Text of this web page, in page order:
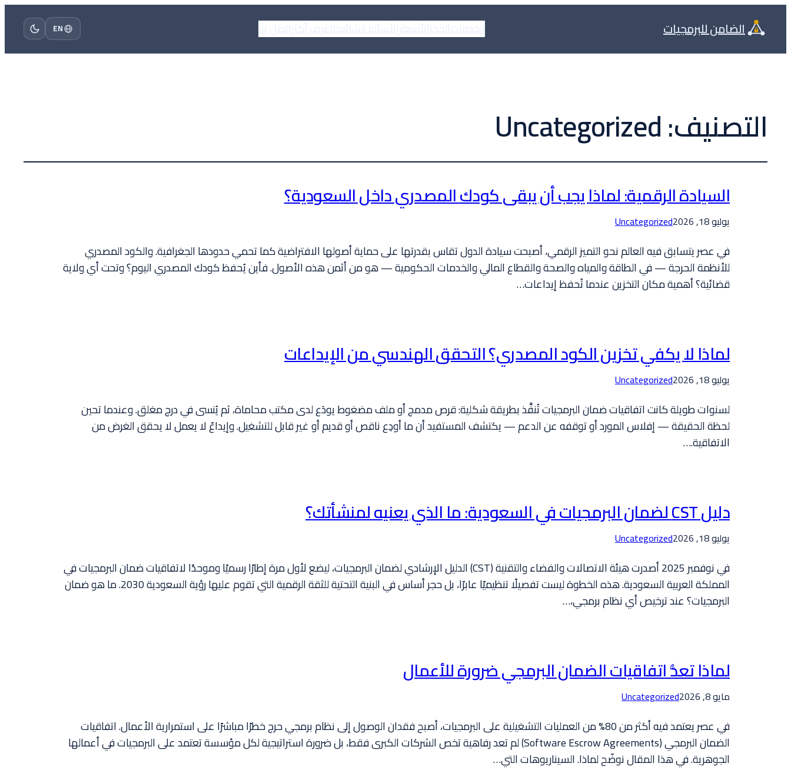
الضامن للبرمجيات الخدمات اتصل بنا EN
التصنيف:Uncategorized
السيادة الرقمية: لماذا يجب أن يبقى كودك المصدري داخل السعودية؟
يوليو 18, 2026 Uncategorized
في عصر يتسابق فيه العالم نحو التميز الرقمي، أصبحت سيادة الدول تقاس بقدرتها على حماية أصولها الافتراضية كما تحمي حدودها الجغرافية. والكود المصدري
للأنظمة الحرجة — في الطاقة والمياه والصحة والقطاع المالي والخدمات الحكومية — هو من أثمن هذه الأصول. فأين يُحفظ كودك المصدري اليوم؟ وتحت أي ولاية
قضائية؟ أهمية مكان التخزين عندما تُحفظ إيداعات…
لماذا لا يكفي تخزين الكود المصدري؟ التحقق الهندسي من الإيداعات
يوليو 18, 2026 Uncategorized
لسنوات طويلة كانت اتفاقيات ضمان البرمجيات تُنفَّذ بطريقة شكلية: قرص مدمج أو ملف مضغوط يودَع لدى مكتب محاماة، ثم يُنسى في درج مغلق. وعندما تحين
لحظة الحقيقة — إفلاس المورد أو توقفه عن الدعم — يكتشف المستفيد أن ما أودِع ناقص أو قديم أو غير قابل للتشغيل. وإيداعٌ لا يعمل لا يحقق الغرض من
الاتفاقية.…
دليل CST لضمان البرمجيات في السعودية: ما الذي يعنيه لمنشأتك؟
يوليو 18, 2026 Uncategorized
في نوفمبر 2025 أصدرت هيئة الاتصالات والفضاء والتقنية (CST) الدليل الإرشادي لضمان البرمجيات، ليضع لأول مرة إطارًا رسميًا وموحدًا لاتفاقيات ضمان البرمجيات في
المملكة العربية السعودية. هذه الخطوة ليست تفصيلًا تنظيميًا عابرًا، بل حجر أساس في البنية التحتية للثقة الرقمية التي تقوم عليها رؤية السعودية 2030. ما هو ضمان
البرمجيات؟ عند ترخيص أي نظام برمجي،…
لماذا تعدُّ اتفاقيات الضمان البرمجي ضرورة للأعمال
مايو 8, 2026 Uncategorized
في عصر يعتمد فيه أكثر من 80% من العمليات التشغيلية على البرمجيات، أصبح فقدان الوصول إلى نظام برمجي حرج خطرًا مباشرًا على استمرارية الأعمال. اتفاقيات
الضمان البرمجي (Software Escrow Agreements) لم تعد رفاهية تخص الشركات الكبرى فقط، بل ضرورة استراتيجية لكل مؤسسة تعتمد على البرمجيات في أعمالها
الجوهرية. في هذا المقال نوضّح لماذا. السيناريوهات التي…